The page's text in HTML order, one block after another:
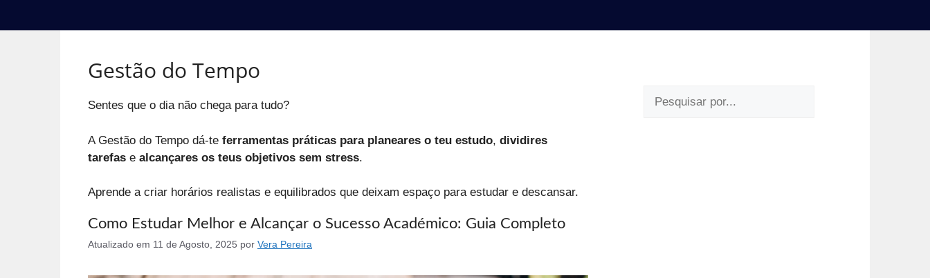
Gestão do Tempo
Sentes que o dia não chega para tudo?
A Gestão do Tempo dá-te ferramentas práticas para planeares o teu estudo, dividires
tarefas e alcançares os teus objetivos sem stress.
Aprende a criar horários realistas e equilibrados que deixam espaço para estudar e descansar.
Como Estudar Melhor e Alcançar o Sucesso Académico: Guia Completo
Atualizado em 11 de Agosto, 2025 por Vera Pereira